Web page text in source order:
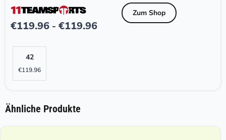
€119.96 - €119.96
Zum Shop
42
€119.96
Ähnliche Produkte